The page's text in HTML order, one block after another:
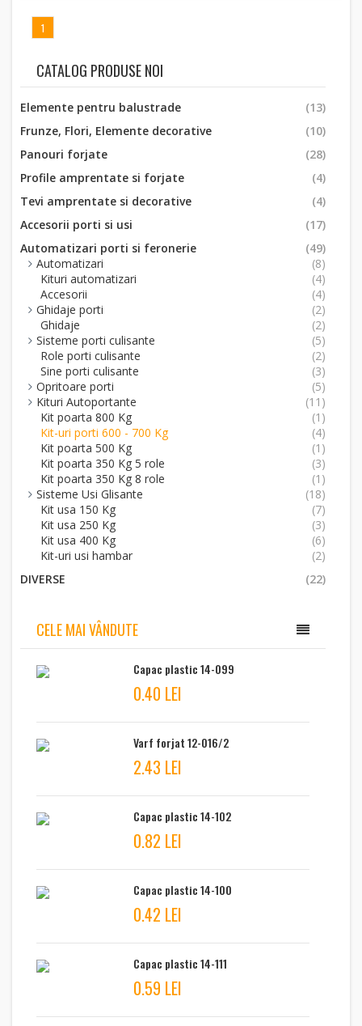
1
CATALOG PRODUSE NOI
Elemente pentru balustrade
(13)
Frunze, Flori, Elemente decorative
(10)
Panouri forjate
(28)
Profile amprentate si forjate
(4)
Tevi amprentate si decorative
(4)
Accesorii porti si usi
(17)
Automatizari porti si feronerie
(49)
Automatizari
(8)
Kituri automatizari
(4)
Accesorii
(4)
Ghidaje porti
(2)
Ghidaje
(2)
Sisteme porti culisante
(5)
Role porti culisante
(2)
Sine porti culisante
(3)
Opritoare porti
(5)
Kituri Autoportante
(11)
Kit poarta 800 Kg
(1)
Kit-uri porti 600 - 700 Kg
(4)
Kit poarta 500 Kg
(1)
Kit poarta 350 Kg 5 role
(3)
Kit poarta 350 Kg 8 role
(1)
Sisteme Usi Glisante
(18)
Kit usa 150 Kg
(7)
Kit usa 250 Kg
(3)
Kit usa 400 Kg
(6)
Kit-uri usi hambar
(2)
DIVERSE
(22)
CELE MAI VÂNDUTE
Capac plastic 14-099
0.40 LEI
Varf forjat 12-016/2
2.43 LEI
Capac plastic 14-102
0.82 LEI
Capac plastic 14-100
0.42 LEI
Capac plastic 14-111
0.59 LEI